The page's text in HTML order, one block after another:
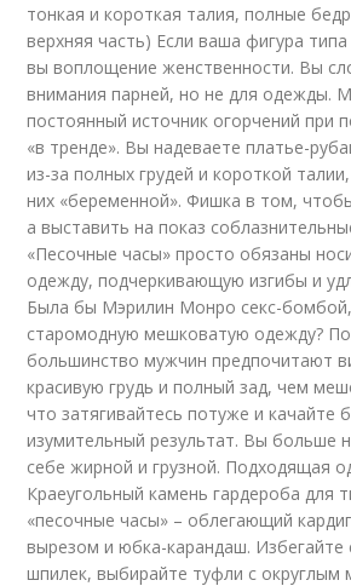
тонкая и короткая талия, полные
верхняя часть) Если ваша фигура
вы воплощение женственности. Вы
внимания парней, но не для одежды.
постоянный источник огорчений при
«в тренде». Вы надеваете платье-
из-за полных грудей и короткой
них «беременной». Фишка в том,
а выставить на показ
«Песочные часы» просто обязаны
одежду, подчеркивающую изгибы и
Была бы Мэрилин Монро секс-
старомодную мешковатую одежду?
большинство мужчин предпочитают
красивую грудь и полный зад, чем
что затягивайтесь потуже и качайте
изумительный результат. Вы больше
себе жирной и грузной. Подходящая
Краеугольный камень гардероба для
«песочные часы» – облегающий
вырезом и юбка-карандаш. Избегайте
шпилек, выбирайте туфли с округлым